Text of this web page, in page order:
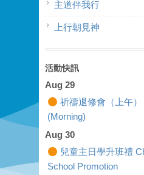
主道伴我行
上行朝見神
活動快訊
Aug 29
祈禱退修會（上午
(Morning)
Aug 30
兒童主日學升班禮
School Promotion